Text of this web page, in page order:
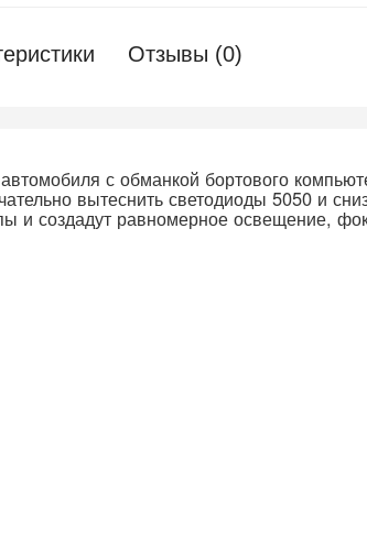
Отзывы (0)
с обманкой бортового
вытеснить светодиоды 5050 и
и создадут равномерное освещение,